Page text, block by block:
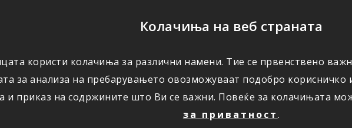
Колачиња на веб страната
користи колачиња за различни намени. Тие се првенствено
за анализа на пребарувањето овозможуваат подобро корисничко
и приказ на содржините што Ви се важни. Повеќе за колачињата
за приватност.
ШТЕТИ ПОВОЛНОСТИ КОРИСНО ЗА НАС